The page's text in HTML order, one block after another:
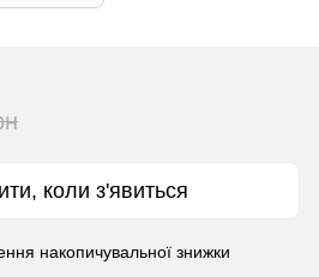
коли з'явиться
накопичувальної знижки